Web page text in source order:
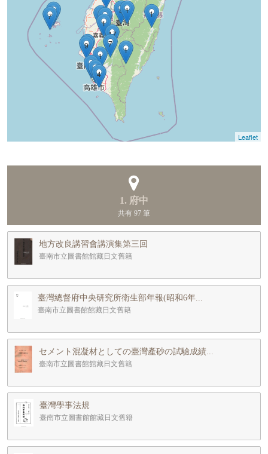
17
9
8
7
7
4
3
2
1 1
1
1
1
1
1
1
1
Leaflet
1. 府中
共有 97 筆
地方改良講習會講演集第三回
臺南市立圖書館館藏日文舊籍
臺灣總督府中央研究所衛生部年報(昭和6年...
臺南市立圖書館館藏日文舊籍
セメント混凝材としての臺灣產砂の試驗成績...
臺南市立圖書館館藏日文舊籍
臺灣學事法規
臺南市立圖書館館藏日文舊籍